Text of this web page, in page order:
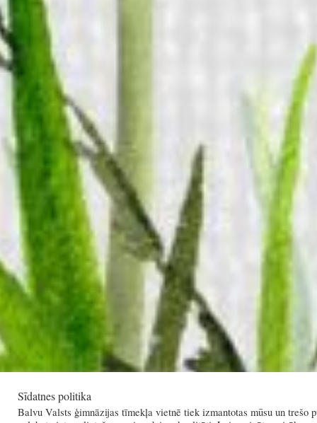
Sīdatnes politika
Balvu Valsts ģimnāzijas tīmekļa vietnē tiek izmantotas mūsu un trešo